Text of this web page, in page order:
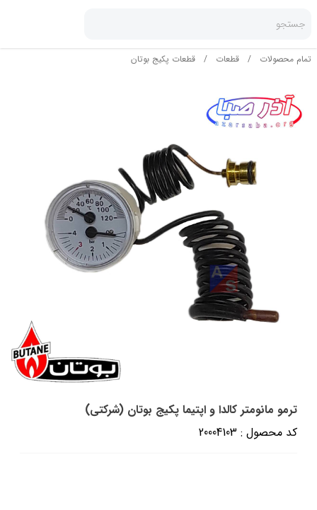
جستجو
تمام محصولات / قطعات / قطعات پکیج بوتان
ترمو مانومتر کالدا و اپتیما پکیج بوتان (شرکتی)
کد محصول : 20004103